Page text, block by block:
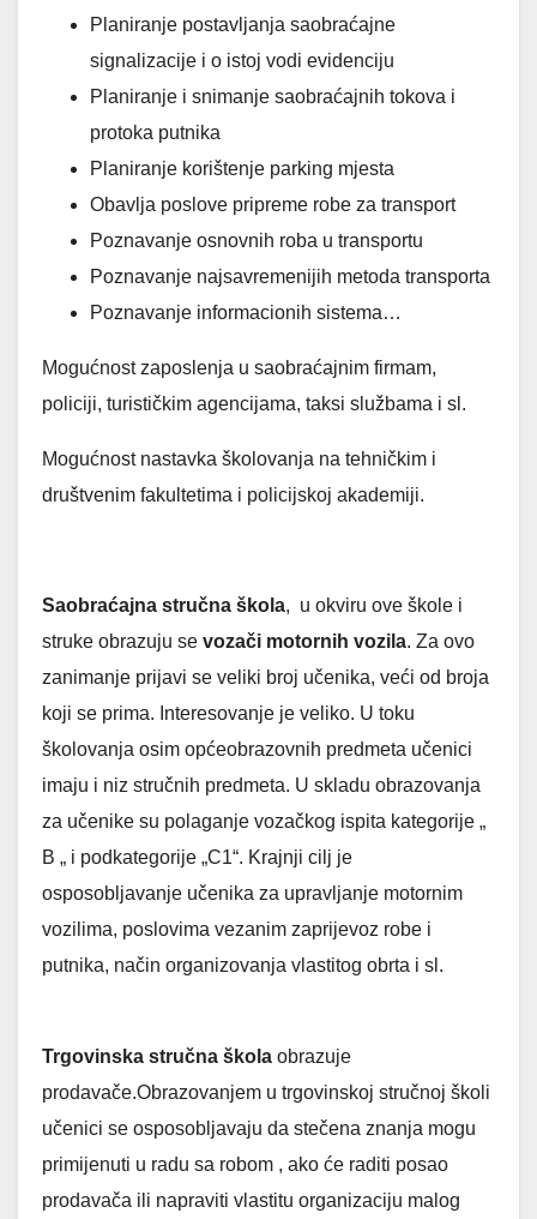
Planiranje postavljanja saobraćajne
signalizacije i o istoj vodi evidenciju
Planiranje i snimanje saobraćajnih tokova i
protoka putnika
Planiranje korištenje parking mjesta
Obavlja poslove pripreme robe za transport
Poznavanje osnovnih roba u transportu
Poznavanje najsavremenijih metoda transporta
Poznavanje informacionih sistema…
Mogućnost zaposlenja u saobraćajnim firmam,
policiji, turističkim agencijama, taksi službama i sl.
Mogućnost nastavka školovanja na tehničkim i
društvenim fakultetima i policijskoj akademiji.
Saobraćajna stručna škola, u okviru ove škole i
struke obrazuju se vozači motornih vozila. Za ovo
zanimanje prijavi se veliki broj učenika, veći od broja
koji se prima. Interesovanje je veliko. U toku
školovanja osim općeobrazovnih predmeta učenici
imaju i niz stručnih predmeta. U skladu obrazovanja
za učenike su polaganje vozačkog ispita kategorije „
B „ i podkategorije „C1“. Krajnji cilj je
osposobljavanje učenika za upravljanje motornim
vozilima, poslovima vezanim zaprijevoz robe i
putnika, način organizovanja vlastitog obrta i sl.
Trgovinska stručna škola obrazuje
prodavače.Obrazovanjem u trgovinskoj stručnoj školi
učenici se osposobljavaju da stečena znanja mogu
primijenuti u radu sa robom , ako će raditi posao
prodavača ili napraviti vlastitu organizaciju malog